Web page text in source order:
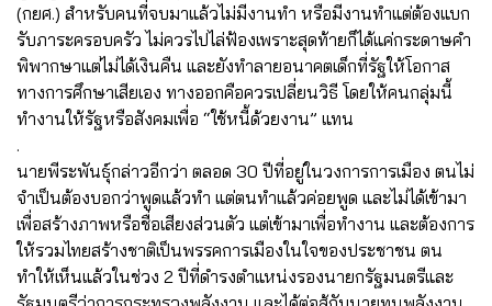
(กยศ.) สำหรับคนที่จบมาแล้วไม่มีงานทำ หรือมีงานทำแต่ต้องแบก
รับภาระครอบครัว ไม่ควรไปไล่ฟ้องเพราะสุดท้ายก็ได้แค่กระดาษคำ
พิพากษาแต่ไม่ได้เงินคืน และยังทำลายอนาคตเด็กที่รัฐให้โอกาส
ทางการศึกษาเสียเอง ทางออกคือควรเปลี่ยนวิธี โดยให้คนกลุ่มนี้
ทำงานให้รัฐหรือสังคมเพื่อ “ใช้หนี้ด้วยงาน” แทน
.
นายพีระพันธุ์กล่าวอีกว่า ตลอด 30 ปีที่อยู่ในวงการการเมือง ตนไม่
จำเป็นต้องบอกว่าพูดแล้วทำ แต่ตนทำแล้วค่อยพูด และไม่ได้เข้ามา
เพื่อสร้างภาพหรือชื่อเสียงส่วนตัว แต่เข้ามาเพื่อทำงาน และต้องการ
ให้รวมไทยสร้างชาติเป็นพรรคการเมืองในใจของประชาชน ตน
ทำให้เห็นแล้วในช่วง 2 ปีที่ดำรงตำแหน่งรองนายกรัฐมนตรีและ